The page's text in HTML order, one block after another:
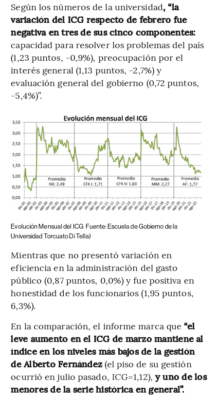
Según los números de la universidad, “la
variación del ICG respecto de febrero fue
negativa en tres de sus cinco componentes:
capacidad para resolver los problemas del país
(1,23 puntos, -0,9%), preocupación por el
interés general (1,13 puntos, -2,7%) y
evaluación general del gobierno (0,72 puntos,
-5,4%)”.
Evolución Mensual del ICG Fuente: Escuela de Gobierno de la
Universidad Torcuato Di Tella)
Mientras que no presentó variación en
eficiencia en la administración del gasto
público (0,87 puntos, 0,0%) y fue positiva en
honestidad de los funcionarios (1,95 puntos,
6,3%).
En la comparación, el informe marca que“el
leve aumento en el ICG de marzo mantiene al
índice en los niveles más bajos de la gestión
de Alberto Fernández(el piso de su gestión
ocurrió en julio pasado, ICG=1,12), y uno de los
menores de la serie histórica en general”.